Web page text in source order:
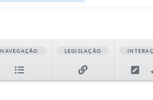
NAVEGAÇÃO LEGISLAÇÃO